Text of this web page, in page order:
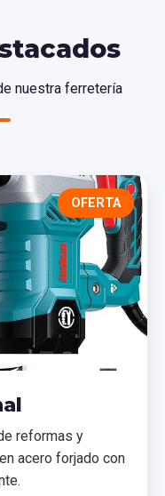
nuestra ferretería
OFERTA
reformas y
acero forjado con